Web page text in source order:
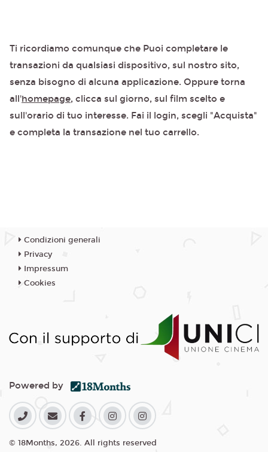
Ti ricordiamo comunque che Puoi completare le
transazioni da qualsiasi dispositivo, sul nostro sito,
senza bisogno di alcuna applicazione. Oppure torna
all'homepage, clicca sul giorno, sul film scelto e
sull'orario di tuo interesse. Fai il login, scegli "Acquista"
e completa la transazione nel tuo carrello.
Condizioni generali
Privacy
Impressum
Cookies
Powered by
© 18Months, 2026. All rights reserved